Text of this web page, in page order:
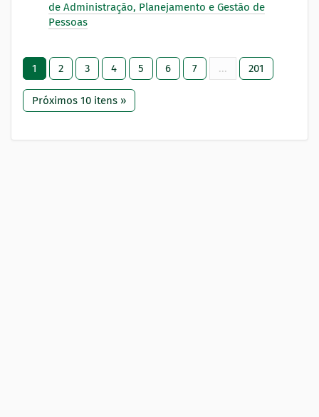
de Administração, Planejamento e Gestão de
Pessoas
1 2 3 4 5 6 7 ... 201
Próximos 10 itens »